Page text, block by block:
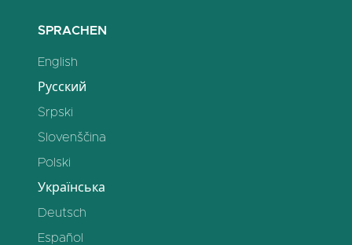
SPRACHEN
English
Русский
Srpski
Slovenščina
Polski
Українська
Deutsch
Español